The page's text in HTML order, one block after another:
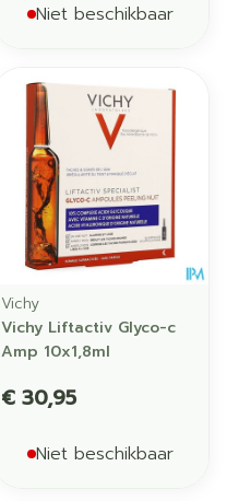
Niet beschikbaar
Vichy
Vichy Liftactiv Glyco-c
Amp 10x1,8ml
€ 30,95
Niet beschikbaar